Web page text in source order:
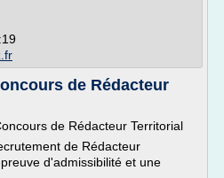
de Rédacteur
de Rédacteur Territorial
de Rédacteur
d'admissibilité et une